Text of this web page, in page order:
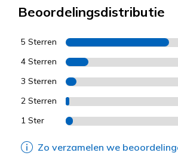
Beoordelingsdistributie
5 Sterren
4 Sterren
3 Sterren
2 Sterren
1 Ster
Zo verzamelen we